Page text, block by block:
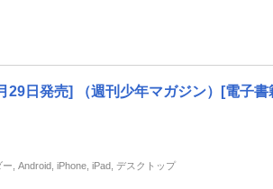
29日発売] （週刊少年マガジン）[電子書
, Android, iPhone, iPad, デスクトップ